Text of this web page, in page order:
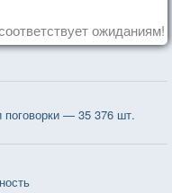
ожиданиям!
— 35 376 шт.